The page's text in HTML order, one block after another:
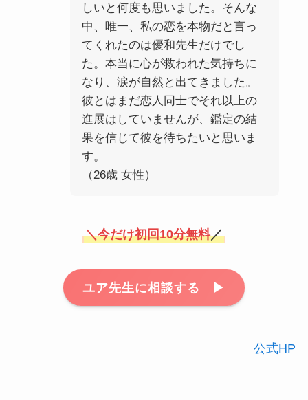
しいと何度も思いました。そんな
中、唯一、私の恋を本物だと言っ
てくれたのは優和先生だけでし
た。本当に心が救われた気持ちに
なり、涙が自然と出てきました。
彼とはまだ恋人同士でそれ以上の
進展はしていませんが、鑑定の結
果を信じて彼を待ちたいと思いま
す。
（26歳 女性）
＼今だけ初回10分無料／
ユア先生に相談する ▶︎
公式HP